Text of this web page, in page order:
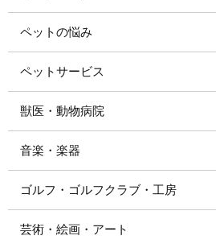
ペットの悩み
ペットサービス
獣医・動物病院
音楽・楽器
ゴルフ・ゴルフクラブ・工房
芸術・絵画・アート